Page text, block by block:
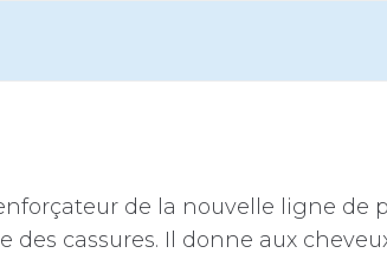
de la nouvelle ligne de
cassures. Il donne aux